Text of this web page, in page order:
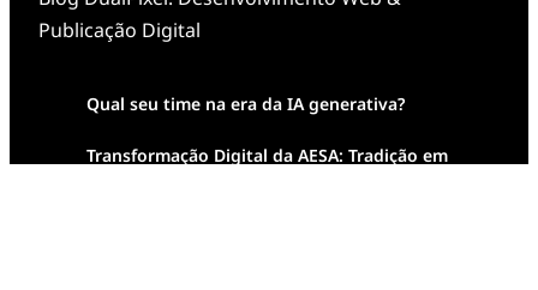
Publicação Digital
Qual seu time na era da IA generativa?
Transformação Digital da AESA: Tradição em